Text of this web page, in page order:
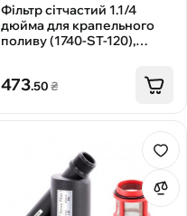
Фільтр сітчастий 1.1/4
дюйма для крапельного
поливу (1740-ST-120),
473.50₴